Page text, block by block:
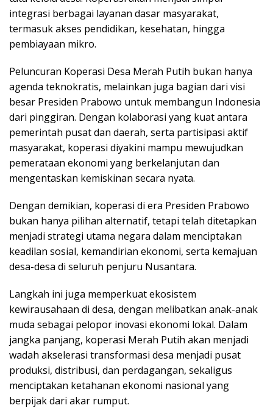
integrasi berbagai layanan dasar masyarakat,
termasuk akses pendidikan, kesehatan, hingga
pembiayaan mikro.
Peluncuran Koperasi Desa Merah Putih bukan hanya
agenda teknokratis, melainkan juga bagian dari visi
besar Presiden Prabowo untuk membangun Indonesia
dari pinggiran. Dengan kolaborasi yang kuat antara
pemerintah pusat dan daerah, serta partisipasi aktif
masyarakat, koperasi diyakini mampu mewujudkan
pemerataan ekonomi yang berkelanjutan dan
mengentaskan kemiskinan secara nyata.
Dengan demikian, koperasi di era Presiden Prabowo
bukan hanya pilihan alternatif, tetapi telah ditetapkan
menjadi strategi utama negara dalam menciptakan
keadilan sosial, kemandirian ekonomi, serta kemajuan
desa-desa di seluruh penjuru Nusantara.
Langkah ini juga memperkuat ekosistem
kewirausahaan di desa, dengan melibatkan anak-anak
muda sebagai pelopor inovasi ekonomi lokal. Dalam
jangka panjang, koperasi Merah Putih akan menjadi
wadah akselerasi transformasi desa menjadi pusat
produksi, distribusi, dan perdagangan, sekaligus
menciptakan ketahanan ekonomi nasional yang
berpijak dari akar rumput.